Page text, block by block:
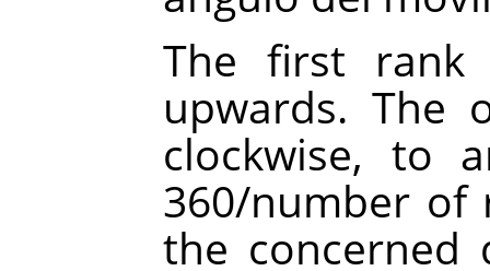
The first
upwards. The
clockwise, to
360/number of
the concerned